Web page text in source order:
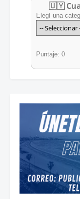
🇺🇾
Elegí una
Puntaje: 0